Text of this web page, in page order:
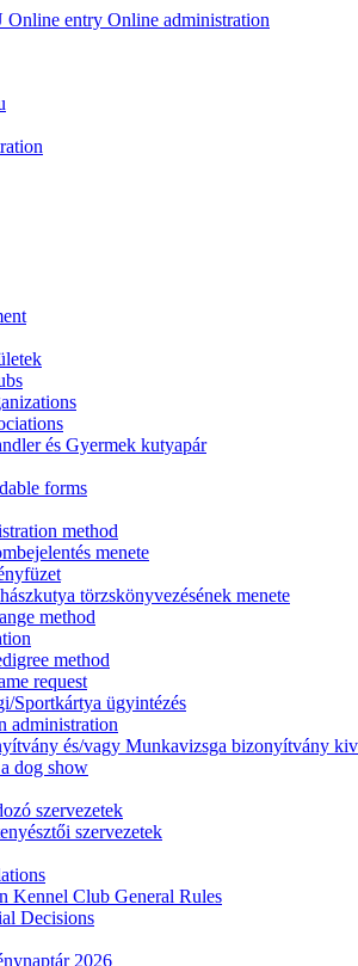
Online entry Online administration
és Gyermek kutyapár
forms
method
menete
törzskönyvezésének menete
method
method
request
Sportkártya ügyintézés
administration
és/vagy Munkavizsga bizonyítvány
dog show
szervezetek
szervezetek
Kennel Club General Rules
Decisions
2026